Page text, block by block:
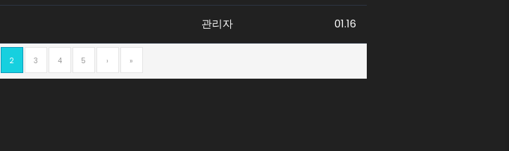
관리자 01.16
2 3 4 5 › »